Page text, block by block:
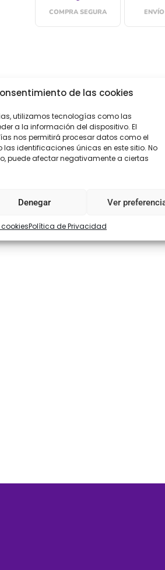
de las cookies
utilizamos tecnologías como las
a la información del dispositivo. El
nos permitirá procesar datos como el
identificaciones únicas en este sitio. No
puede afectar negativamente a ciertas
Denegar Ver
Política de Privacidad
COMPRA SEGURA